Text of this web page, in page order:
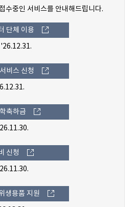
수중인 서비스를 안내해드립니다.
단체 이용
'26.12.31.
비스 신청
축하금
신청
생용품 지원